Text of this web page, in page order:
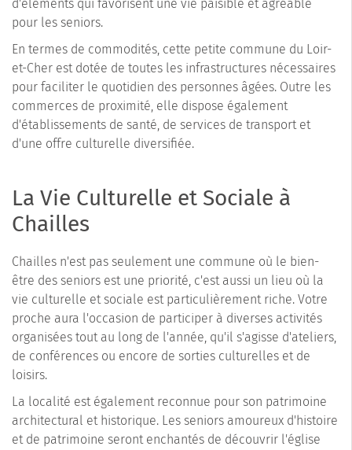
d'éléments qui favorisent une vie paisible et agréable
pour les seniors.
En termes de commodités, cette petite commune du Loir-
et-Cher est dotée de toutes les infrastructures nécessaires
pour faciliter le quotidien des personnes âgées. Outre les
commerces de proximité, elle dispose également
d'établissements de santé, de services de transport et
d'une offre culturelle diversifiée.
La Vie Culturelle et Sociale à
Chailles
Chailles n'est pas seulement une commune où le bien-
être des seniors est une priorité, c'est aussi un lieu où la
vie culturelle et sociale est particulièrement riche. Votre
proche aura l'occasion de participer à diverses activités
organisées tout au long de l'année, qu'il s'agisse d'ateliers,
de conférences ou encore de sorties culturelles et de
loisirs.
La localité est également reconnue pour son patrimoine
architectural et historique. Les seniors amoureux d'histoire
et de patrimoine seront enchantés de découvrir l'église